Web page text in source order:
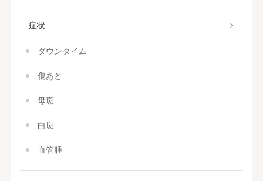
症状
ダウンタイム
傷あと
母斑
白斑
血管腫